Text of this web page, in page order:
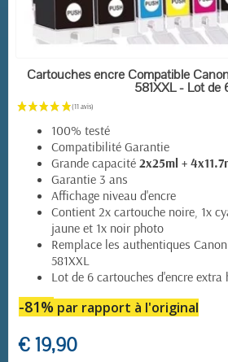
(72 avis)
EN STOCK
Cartouches encre Compatible
581XXL - Lot de
100% testé
Compatibilité Garantie
Grande capacité 2x25ml +
Garantie 3 ans
Affichage niveau d'encre
Contient 2x cartouche noire, 1x
jaune et 1x noir photo
Remplace les authentiques
581XXL
Lot de 6 cartouches d'encre extra
-81% par rapport à l'original
€ 19,90